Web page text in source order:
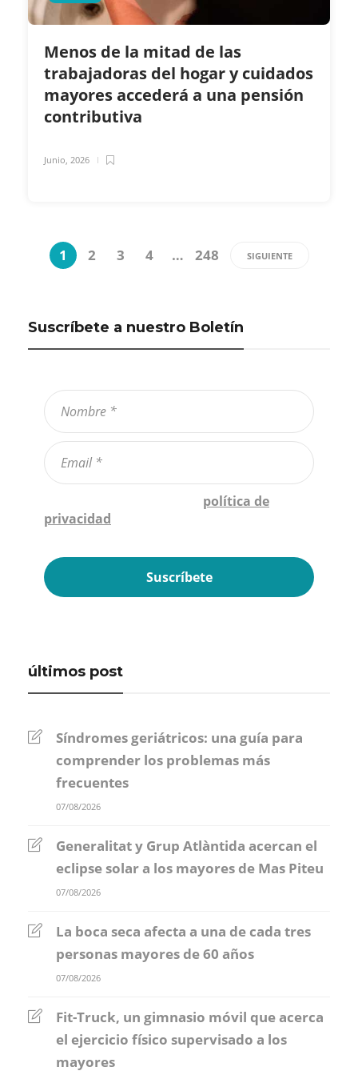
Menos de la mitad de las
trabajadoras del hogar y cuidados
mayores accederá a una pensión
contributiva
Junio, 2026
1 2 3 4 … 248 SIGUIENTE
Suscríbete a nuestro Boletín
política de
privacidad
últimos post
Síndromes geriátricos: una guía para
comprender los problemas más
frecuentes
07/08/2026
Generalitat y Grup Atlàntida acercan el
eclipse solar a los mayores de Mas Piteu
07/08/2026
La boca seca afecta a una de cada tres
personas mayores de 60 años
07/08/2026
Fit-Truck, un gimnasio móvil que acerca
el ejercicio físico supervisado a los
mayores